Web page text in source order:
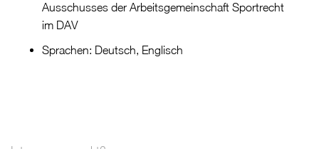
Ausschusses der Arbeitsgemeinschaft Sportrecht
im DAV
Sprachen: Deutsch, Englisch